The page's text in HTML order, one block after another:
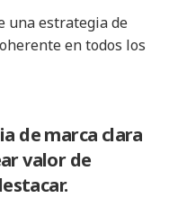
una estrategia de
en todos los
de marca clara
valor de